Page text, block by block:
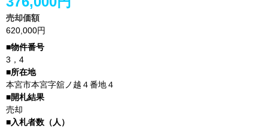
売却価額
620,000円
3，4
本宮市本宮字舘ノ越４番地４
売却